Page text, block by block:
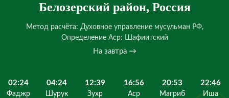
Белозерский район, Россия
Метод расчёта: Духовное управление мусульман РФ,
Определение Аср: Шафиитский
На завтра →
02:24
Фаджр
04:24
Шурук
12:39
Зухр
16:56
Аср
20:53
Магриб
22:46
Иша